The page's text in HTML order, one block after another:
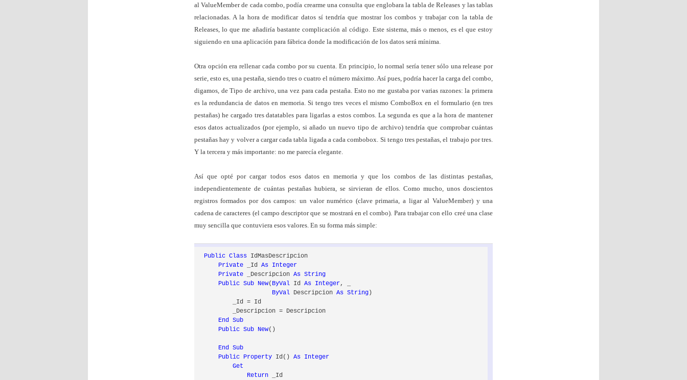
al ValueMember de cada combo, podía crearme una consulta que englobara la tabla de Releases y las tablas
relacionadas. A la hora de modificar datos sí tendría que mostrar los combos y trabajar con la tabla de
Releases, lo que me añadiría bastante complicación al código. Este sistema, más o menos, es el que estoy
siguiendo en una aplicación para fábrica donde la modificación de los datos será mínima.
Otra opción era rellenar cada combo por su cuenta. En principio, lo normal sería tener sólo una release por
serie, esto es, una pestaña, siendo tres o cuatro el número máximo. Así pues, podría hacer la carga del combo,
digamos, de Tipo de archivo, una vez para cada pestaña. Esto no me gustaba por varias razones: la primera
es la redundancia de datos en memoria. Si tengo tres veces el mismo ComboBox en el formulario (en tres
pestañas) he cargado tres datatables para ligarlas a estos combos. La segunda es que a la hora de mantener
esos datos actualizados (por ejemplo, si añado un nuevo tipo de archivo) tendría que comprobar cuántas
pestañas hay y volver a cargar cada tabla ligada a cada combobox. Si tengo tres pestañas, el trabajo por tres.
Y la tercera y más importante: no me parecía elegante.
Así que opté por cargar todos esos datos en memoria y que los combos de las distintas pestañas,
independientemente de cuántas pestañas hubiera, se sirvieran de ellos. Como mucho, unos doscientos
registros formados por dos campos: un valor numérico (clave primaria, a ligar al ValueMember) y una
cadena de caracteres (el campo descriptor que se mostrará en el combo). Para trabajar con ello creé una clase
muy sencilla que contuviera esos valores. En su forma más simple:
Public Class IdMasDescripcion
Private _Id As Integer
Private _Descripcion As String
Public Sub New( ByVal Id As Integer, _
ByVal Descripcion As String)
        _Id = Id
        _Descripcion = Descripcion
End Sub
Public Sub New()
End Sub
Public Property Id() As Integer
Get
Return _Id